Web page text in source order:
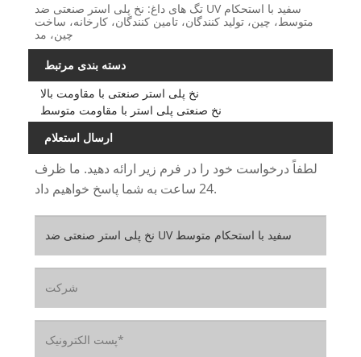
تگ های داغ: نخ پلی استر صنعتی ضد UV سفید با استحکام
متوسط، چین، تولید کنندگان، تامین کنندگان، کارخانه، ساخت
چین، مد
دسته بندی مرتبط
نخ پلی استر صنعتی با مقاومت بالا
نخ صنعتی پلی استر با مقاومت متوسط
ارسال استعلام
لطفاً درخواست خود را در فرم زیر ارائه دهید. ما ظرف
24 ساعت به شما پاسخ خواهیم داد.